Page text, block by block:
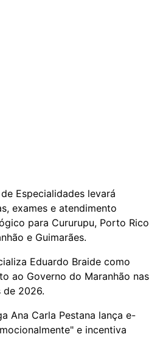
Especialidades levará
exames e atendimento
para Cururupu, Porto Rico
e Guimarães.
Eduardo Braide como
ao Governo do Maranhão nas
de 2026.
Ana Carla Pestana lança e-
e incentiva